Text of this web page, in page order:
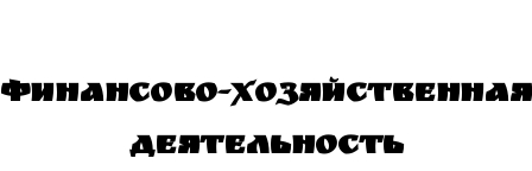
Финансово-хозяйственная
деятельность